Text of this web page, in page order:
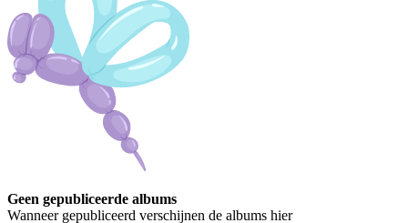
Geen gepubliceerde albums
Wanneer gepubliceerd verschijnen de albums hier